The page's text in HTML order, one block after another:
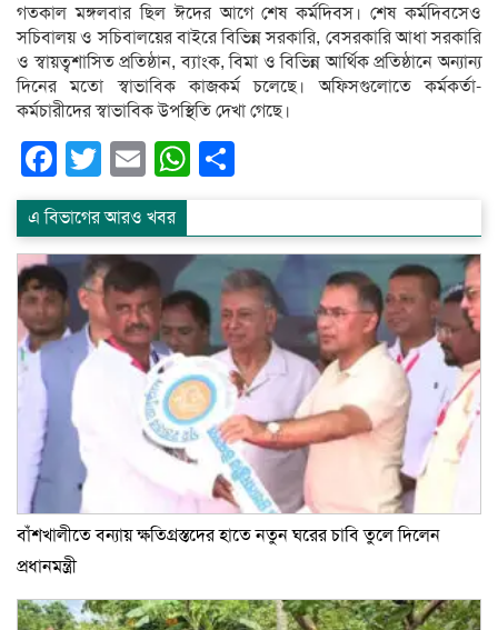
গতকাল মঙ্গলবার ছিল ঈদের আগে শেষ কর্মদিবস। শেষ কর্মদিবসেও
সচিবালয় ও সচিবালয়ের বাইরে বিভিন্ন সরকারি, বেসরকারি আধা সরকারি
ও স্বায়ত্বশাসিত প্রতিষ্ঠান, ব্যাংক, বিমা ও বিভিন্ন আর্থিক প্রতিষ্ঠানে অন্যান্য
দিনের মতো স্বাভাবিক কাজকর্ম চলেছে। অফিসগুলোতে কর্মকর্তা-
কর্মচারীদের স্বাভাবিক উপস্থিতি দেখা গেছে।
Facebook
Twitter
EmailWhatsApp
এ বিভাগের আরও খবর
বাঁশখালীতে বন্যায় ক্ষতিগ্রস্তদের হাতে নতুন ঘরের চাবি তুলে দিলেন
প্রধানমন্ত্রী